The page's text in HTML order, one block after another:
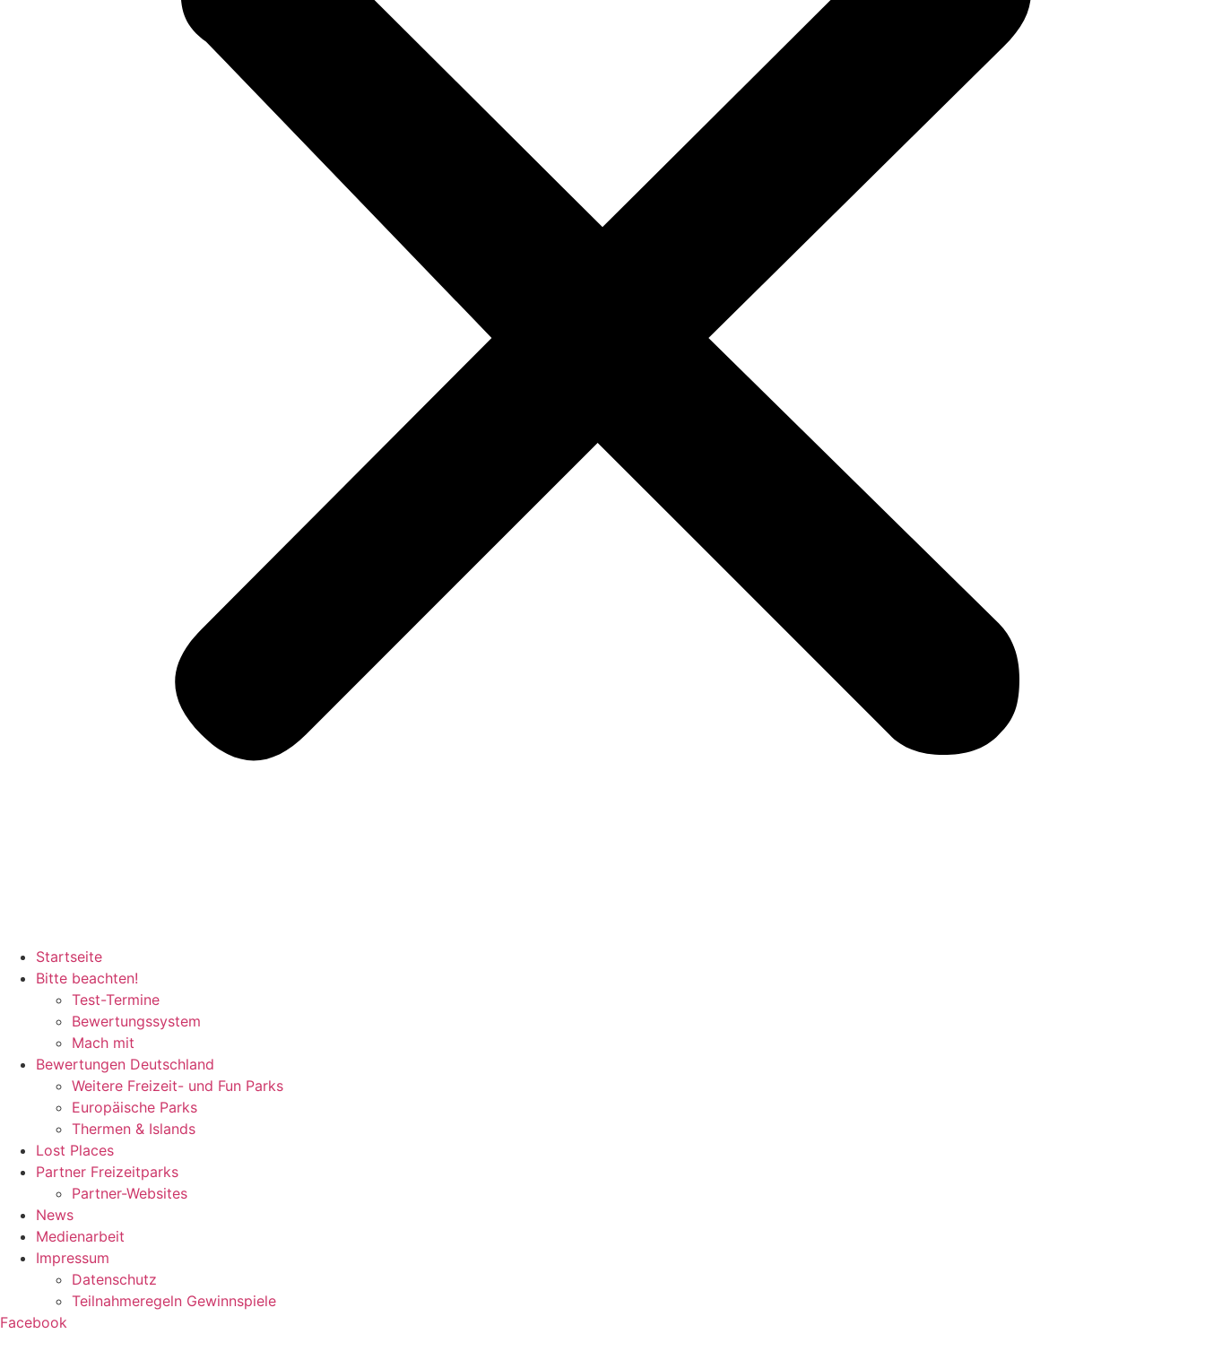
Startseite
Bitte beachten!
Test-Termine
Bewertungssystem
Mach mit
Bewertungen Deutschland
Weitere Freizeit- und Fun Parks
Europäische Parks
Thermen & Islands
Lost Places
Partner Freizeitparks
Partner-Websites
News
Medienarbeit
Impressum
Datenschutz
Teilnahmeregeln Gewinnspiele
Facebook